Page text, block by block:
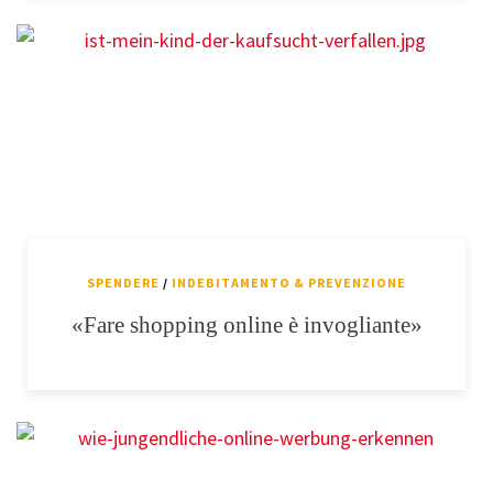
SPENDERE / INDEBITAMENTO & PREVENZIONE
«Fare shopping online è invogliante»